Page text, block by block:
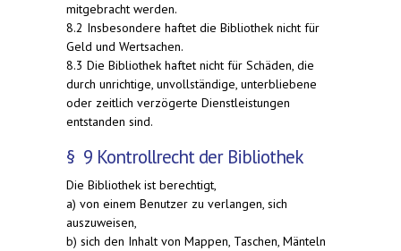
mitgebracht werden.
8.2 Insbesondere haftet die Bibliothek nicht für
Geld und Wertsachen.
8.3 Die Bibliothek haftet nicht für Schäden, die
durch unrichtige, unvollständige, unterbliebene
oder zeitlich verzögerte Dienstleistungen
entstanden sind.
§ 9 Kontrollrecht der Bibliothek
Die Bibliothek ist berechtigt,
a) von einem Benutzer zu verlangen, sich
auszuweisen,
b) sich den Inhalt von Mappen, Taschen, Mänteln